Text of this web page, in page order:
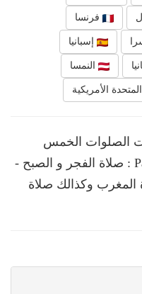
فرنسا
إسبانيا
النمسا
المتحدة الأمريكية
الصلوات الخمس
ومواعيد رفع الأذان في Parthenay : صلاة الفجر و الصبح -
المغرب وكذالك صلاة